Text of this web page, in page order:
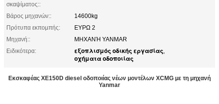
σκαψίματος::
Βάρος μηχανών::
14600kg
Πρότυπα εκπομπής:
ΕΥΡΩ 2
Μηχανή::
ΜΗΧΑΝΉ YANMAR
Ειδικότερα:
εξοπλισμός οδικής εργασίας,
οχήματα οδοποιίας
Εκσκαφέας XE150D diesel οδοποιίας νέων μοντέλων XCMG με τη μηχανή
Yanmar